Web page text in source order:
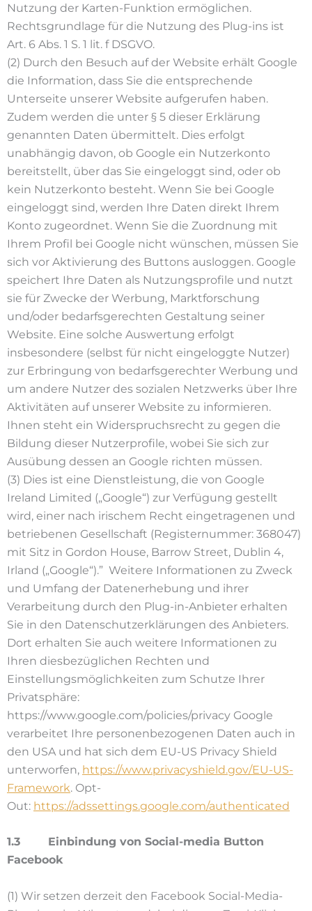
Nutzung der Karten-Funktion ermöglichen.
Rechtsgrundlage für die Nutzung des Plug-ins ist
Art. 6 Abs. 1 S. 1 lit. f DSGVO.
(2) Durch den Besuch auf der Website erhält Google
die Information, dass Sie die entsprechende
Unterseite unserer Website aufgerufen haben.
Zudem werden die unter § 5 dieser Erklärung
genannten Daten übermittelt. Dies erfolgt
unabhängig davon, ob Google ein Nutzerkonto
bereitstellt, über das Sie eingeloggt sind, oder ob
kein Nutzerkonto besteht. Wenn Sie bei Google
eingeloggt sind, werden Ihre Daten direkt Ihrem
Konto zugeordnet. Wenn Sie die Zuordnung mit
Ihrem Profil bei Google nicht wünschen, müssen Sie
sich vor Aktivierung des Buttons ausloggen. Google
speichert Ihre Daten als Nutzungsprofile und nutzt
sie für Zwecke der Werbung, Marktforschung
und/oder bedarfsgerechten Gestaltung seiner
Website. Eine solche Auswertung erfolgt
insbesondere (selbst für nicht eingeloggte Nutzer)
zur Erbringung von bedarfsgerechter Werbung und
um andere Nutzer des sozialen Netzwerks über Ihre
Aktivitäten auf unserer Website zu informieren.
Ihnen steht ein Widerspruchsrecht zu gegen die
Bildung dieser Nutzerprofile, wobei Sie sich zur
Ausübung dessen an Google richten müssen.
(3) Dies ist eine Dienstleistung, die von Google
Ireland Limited („Google“) zur Verfügung gestellt
wird, einer nach irischem Recht eingetragenen und
betriebenen Gesellschaft (Registernummer: 368047)
mit Sitz in Gordon House, Barrow Street, Dublin 4,
Irland („Google“).” Weitere Informationen zu Zweck
und Umfang der Datenerhebung und ihrer
Verarbeitung durch den Plug-in-Anbieter erhalten
Sie in den Datenschutzerklärungen des Anbieters.
Dort erhalten Sie auch weitere Informationen zu
Ihren diesbezüglichen Rechten und
Einstellungsmöglichkeiten zum Schutze Ihrer
Privatsphäre:
https://www.google.com/policies/privacy Google
verarbeitet Ihre personenbezogenen Daten auch in
den USA und hat sich dem EU-US Privacy Shield
unterworfen, https://www.privacyshield.gov/EU-US-
Framework. Opt-
Out: https://adssettings.google.com/authenticated
1.3 Einbindung von Social-media Button
Facebook
(1) Wir setzen derzeit den Facebook Social-Media-